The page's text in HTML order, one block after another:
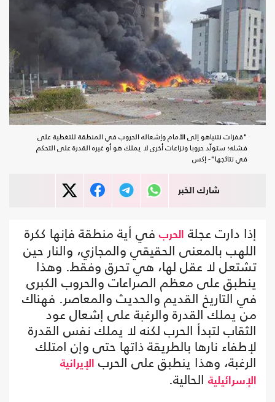
"قفزات نتنياهو إلى الأمام وإشعاله الحروب في المنطقة للتغطية على
فشله؛ ستولّد حروبا ونزاعات أخرى لا يملك هو أو غيره القدرة على التحكم
في نتائجها"- إكس
شارك الخبر
إذا دارت عجلة الحرب في أية منطقة فإنها ككرة
اللهب بالمعنى الحقيقي والمجازي، والنار حين
تشتعل لا عقل لها، هي تحرق وفقط. وهذا
ينطبق على معظم الصراعات والحروب الكبرى
في التاريخ القديم والحديث والمعاصر. فهناك
من يملك القدرة والرغبة على إشعال عود
الثقاب لتبدأ الحرب لكنه لا يملك نفس القدرة
لإطفاء نارها بالطريقة ذاتها حتى وإن امتلك
الرغبة، وهذا ينطبق على الحرب
الإيرانية
الإسرائيلية الحالية.